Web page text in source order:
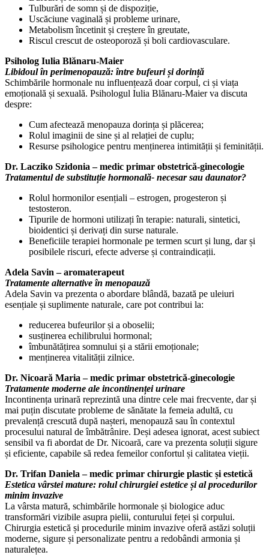
Tulburări de somn și de dispoziție,
Uscăciune vaginală și probleme urinare,
Metabolism încetinit și creștere în greutate,
Riscul crescut de osteoporoză și boli cardiovasculare.
Psiholog Iulia Blănaru-Maier
Libidoul în perimenopauză: între bufeuri și dorință
Schimbările hormonale nu influențează doar corpul, ci și viața
emoțională și sexuală. Psihologul Iulia Blănaru-Maier va discuta
despre:
Cum afectează menopauza dorința și plăcerea;
Rolul imaginii de sine și al relației de cuplu;
Resurse psihologice pentru menținerea intimității și feminității.
Dr. Lacziko Szidonia – medic primar obstetrică-ginecologie
Tratamentul de substituție hormonală- necesar sau daunator?
Rolul hormonilor esențiali – estrogen, progesteron și
testosteron.
Tipurile de hormoni utilizați în terapie: naturali, sintetici,
bioidentici și derivați din surse naturale.
Beneficiile terapiei hormonale pe termen scurt și lung, dar și
posibilele riscuri, efecte adverse și contraindicații.
Adela Savin – aromaterapeut
Tratamente alternative în menopauză
Adela Savin va prezenta o abordare blândă, bazată pe uleiuri
esențiale și suplimente naturale, care pot contribui la:
reducerea bufeurilor și a oboselii;
susținerea echilibrului hormonal;
îmbunătățirea somnului și a stării emoționale;
menținerea vitalității zilnice.
Dr. Nicoară Maria – medic primar obstetrică-ginecologie
Tratamente moderne ale incontinenței urinare
Incontinența urinară reprezintă una dintre cele mai frecvente, dar și
mai puțin discutate probleme de sănătate la femeia adultă, cu
prevalență crescută după nașteri, menopauză sau în contextul
procesului natural de îmbătrânire. Deși adesea ignorat, acest subiect
sensibil va fi abordat de Dr. Nicoară, care va prezenta soluții sigure
și eficiente, capabile să redea femeilor confortul și calitatea vieții.
Dr. Trifan Daniela – medic primar chirurgie plastic și estetică
Estetica vârstei mature: rolul chirurgiei estetice și al procedurilor
minim invazive
La vârsta matură, schimbările hormonale și biologice aduc
transformări vizibile asupra pielii, conturului feței și corpului.
Chirurgia estetică și procedurile minim invazive oferă astăzi soluții
moderne, sigure și personalizate pentru a redobândi armonia și
naturalețea.